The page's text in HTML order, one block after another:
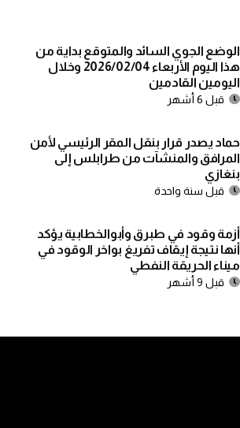
الوضع الجوي السائد والمتوقع بداية من
هذا اليوم الأربعاء 2026/02/04 وخلال
اليومين القادمين
قبل 6 أشهر
حماد يصدر قرار بنقل المقر الرئيسي لأمن
المرافق والمنشآت من طرابلس إلى
بنغازي
قبل سنة واحدة
أزمة وقود في طبرق وأبوالخطابية يؤكد
أنها نتيجة إيقاف تفريغ بواخر الوقود في
ميناء الحريقة النفطي
قبل 9 أشهر